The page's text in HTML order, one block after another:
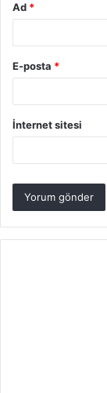
Ad *
E-posta *
İnternet sitesi